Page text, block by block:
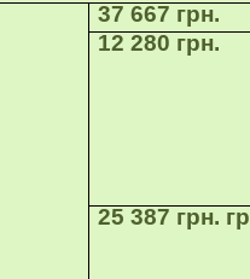
37 667 грн.
12 280 грн.
25 387 грн.